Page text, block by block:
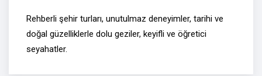
Rehberli şehir turları, unutulmaz deneyimler, tarihi ve
doğal güzelliklerle dolu geziler, keyifli ve öğretici
seyahatler.